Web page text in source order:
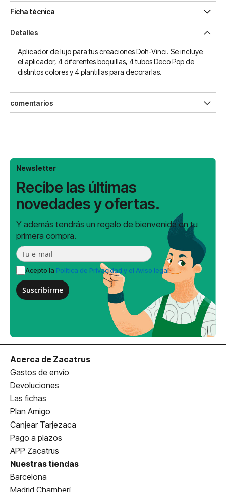
Ficha técnica
Detalles
Aplicador de lujo para tus creaciones Doh-Vinci. Se incluye
el aplicador, 4 diferentes boquillas, 4 tubos Deco Pop de
distintos colores y 4 plantillas para decorarlas.
comentarios
Newsletter
Recibe las últimas
novedades y ofertas.
Y además tendrás un regalo de bienvenida en tu
primera compra.
Acepto la Política de Privacidad y el Aviso legal
Suscribirme
Acerca de Zacatrus
Gastos de envío
Devoluciones
Las fichas
Plan Amigo
Canjear Tarjezaca
Pago a plazos
APP Zacatrus
Nuestras tiendas
Barcelona
Madrid Chamberí